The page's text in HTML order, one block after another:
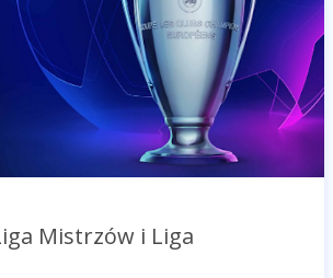
Mistrzów i Liga